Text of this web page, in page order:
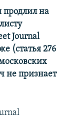
на
Journal
(статья 276
не признает